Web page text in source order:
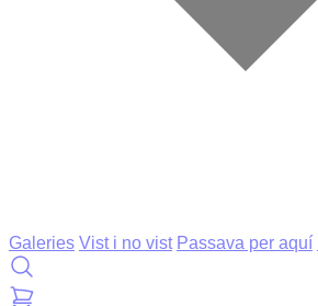
Galeries Vist i no vist Passava per aquí